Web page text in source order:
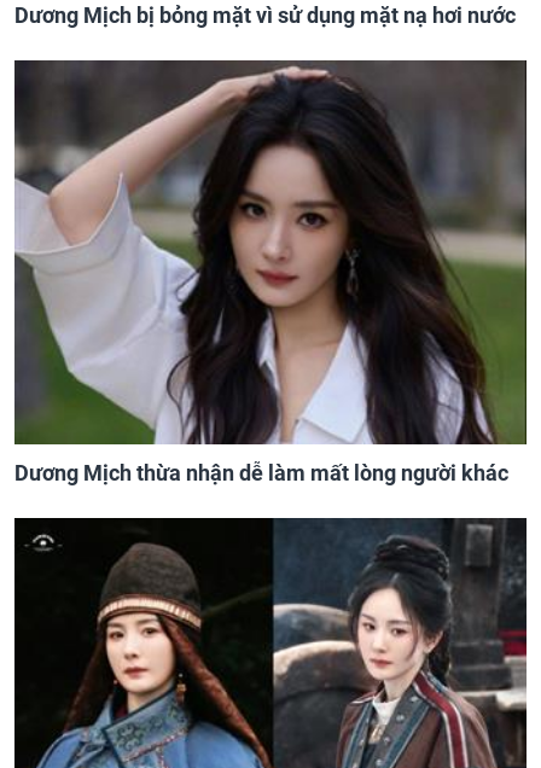
Dương Mịch bị bỏng mặt vì sử dụng mặt nạ hơi nước
Dương Mịch thừa nhận dễ làm mất lòng người khác